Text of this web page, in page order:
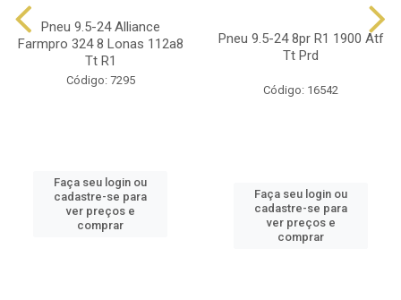
Pneu 9.5-24 Alliance
Farmpro 324 8 Lonas 112a8
Tt R1
Código: 7295
Faça seu login ou
cadastre-se para
ver preços e
comprar
Pneu 9.5-24 8pr R1 1900 Atf
Tt Prd
Código: 16542
Faça seu login ou
cadastre-se para
ver preços e
comprar